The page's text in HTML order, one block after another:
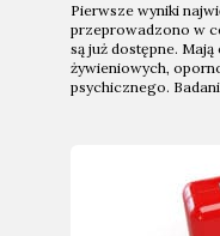
Pierwsze wyniki
przeprowadzono w
są już dostępne.
żywieniowych,
psychicznego.